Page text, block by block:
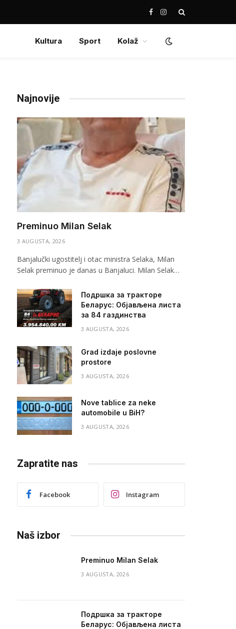
Facebook
Instagram
Kultura Sport Kolaž
Najnovije
Preminuo Milan Selak
3 AUGUSTA, 2026
Banjalučki ugostitelj i otac ministra Selaka, Milan
Selak preminuo je danas u Banjaluci. Milan Selak…
Подршка за тракторе
Беларус: Објављена листа
за 84 газдинства
3 AUGUSTA, 2026
Grad izdaje poslovne
prostore
3 AUGUSTA, 2026
Nove tablice za neke
automobile u BiH?
3 AUGUSTA, 2026
Zapratite nas
Facebook Instagram
Naš izbor
Preminuo Milan Selak
3 AUGUSTA, 2026
Подршка за тракторе
Беларус: Објављена листа